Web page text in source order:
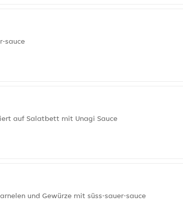
sauce
auf Salatbett mit Unagi Sauce
und Gewürze mit süss-sauer-sauce